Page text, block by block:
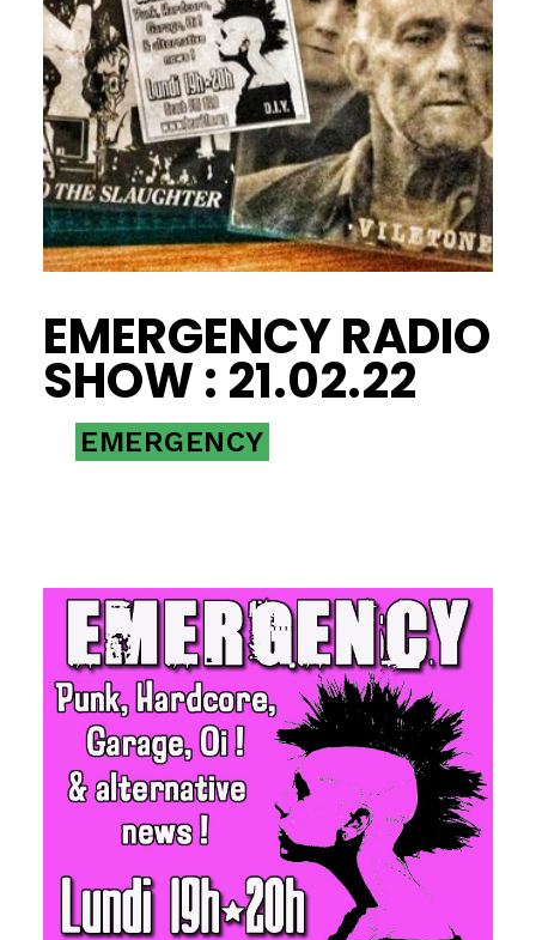
EMERGENCY RADIO
SHOW : 21.02.22
EMERGENCY